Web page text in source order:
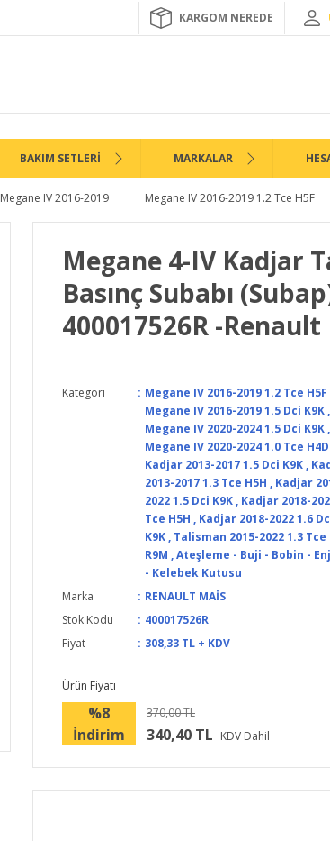
KARGOM NEREDE
BAKIM SETLERİ MARKALAR
Megane IV 2016-2019 Megane IV 2016-2019 1.2 Tce H5F
Megane 4-IV Kadjar
Basınç Subabı
400017526R -Renault
Kategori Megane IV 2016-2019 1.2 Tce H5F
Megane IV 2016-2019 1.5 Dci K9K ,
Megane IV 2020-2024 1.5 Dci K9K ,
Megane IV 2020-2024 1.0 Tce H4D
Kadjar 2013-2017 1.5 Dci K9K ,
2013-2017 1.3 Tce H5H , Kadjar
2022 1.5 Dci K9K , Kadjar 2018-
Tce H5H , Kadjar 2018-2022 1.6
K9K , Talisman 2015-2022 1.3 Tce
R9M ,Ateşleme - Buji - Bobin -
- Kelebek Kutusu
Marka
RENAULT MAİS
Stok Kodu
400017526R
Fiyat
308,33 TL + KDV
Ürün Fiyatı
%8
İndirim
370,00 TL
340,40 TL KDV Dahil